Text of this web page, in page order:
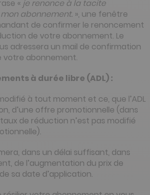
« je renonce à la tacite
abonnement. », une fenêtre
de confirmer le renoncement
de votre abonnement. Le
adressera un mail de confirmation
votre abonnement.
à durée libre (ADL) :
à tout moment et ce, que l’ADL
d’une offre promotionnelle (dans
de réduction n’est pas modifié
dans un délai suffisant, dans
de l’augmentation du prix de
sa date d’application.